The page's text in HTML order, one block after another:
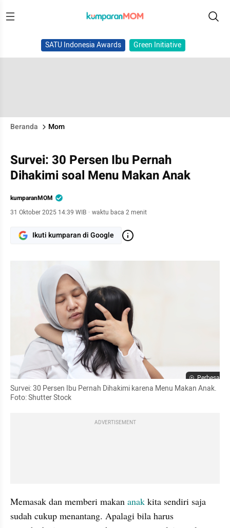
SATU Indonesia Awards Green Initiative
Beranda Mom
Survei: 30 Persen Ibu Pernah
Dihakimi soal Menu Makan Anak
kumparanMOM
31 Oktober 2025 14:39 WIB · waktu baca 2 menit
Ikuti kumparan di Google
Perbesar
Survei: 30 Persen Ibu Pernah Dihakimi karena Menu Makan Anak.
Foto: Shutter Stock
ADVERTISEMENT
Memasak dan memberi makan anak kita sendiri saja
sudah cukup menantang. Apalagi bila harus